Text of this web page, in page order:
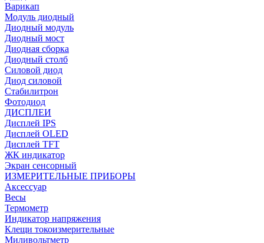
Варикап
Модуль диодный
Диодный модуль
Диодный мост
Диодная сборка
Диодный столб
Силовой диод
Диод силовой
Стабилитрон
Фотодиод
ДИСПЛЕИ
Дисплей IPS
Дисплей OLED
Дисплей TFT
ЖК индикатор
Экран сенсорный
ИЗМЕРИТЕЛЬНЫЕ ПРИБОРЫ
Аксессуар
Весы
Термометр
Индикатор напряжения
Клещи токоизмерительные
Миливольтметр